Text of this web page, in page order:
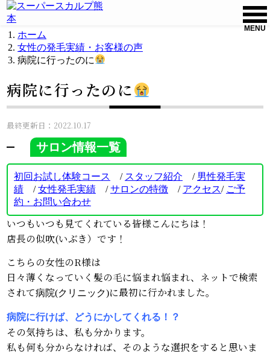
MENU
ホーム
女性の発毛実績・お客様の声
病院に行ったのに
病院に行ったのに
最終更新日：2022.10.17
サロン情報一覧
初回お試し体験コース / スタッフ紹介 / 男性発毛実
績 /女性発毛実績 /サロンの特徴 / アクセス/ ご予
約・お問い合わせ
いつもいつも見てくれている皆様こんにちは！
店長の似吹(いぶき）です！
こちらの女性のR様は
日々薄くなっていく髪の毛に悩まれ悩まれ、ネットで検索
されて病院(クリニック)に最初に行かれました。
病院に行けば、どうにかしてくれる！？
その気持ちは、私も分かります。
私も何も分からなければ、そのような選択をすると思いま